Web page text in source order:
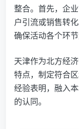
整合。首先，企
户引流或销售转
确保活动各个环节
天津作为北方经济
特点，制定符合
经验表明，融入
的认同。